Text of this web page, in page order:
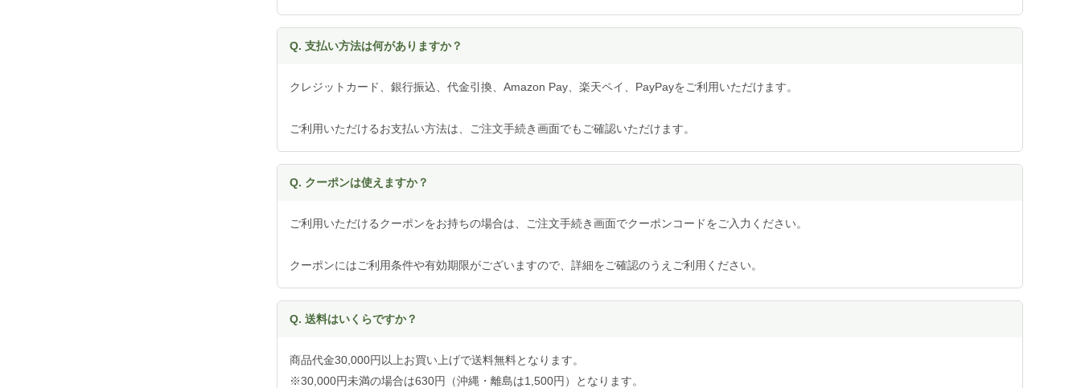
Q. 支払い方法は何がありますか？
クレジットカード、銀行振込、代金引換、Amazon Pay、楽天ペイ、PayPayをご利用いただけます。
ご利用いただけるお支払い方法は、ご注文手続き画面でもご確認いただけます。
Q. クーポンは使えますか？
ご利用いただけるクーポンをお持ちの場合は、ご注文手続き画面でクーポンコードをご入力ください。
クーポンにはご利用条件や有効期限がございますので、詳細をご確認のうえご利用ください。
Q. 送料はいくらですか？
商品代金30,000円以上お買い上げで送料無料となります。
※30,000円未満の場合は630円（沖縄・離島は1,500円）となります。